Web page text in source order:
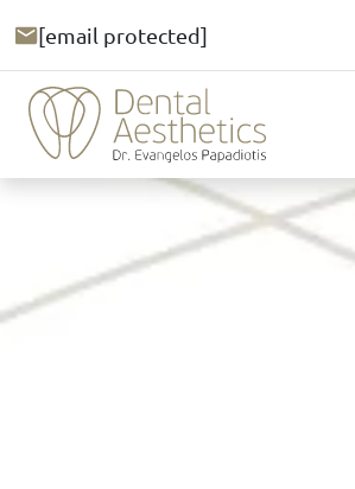
[email protected]